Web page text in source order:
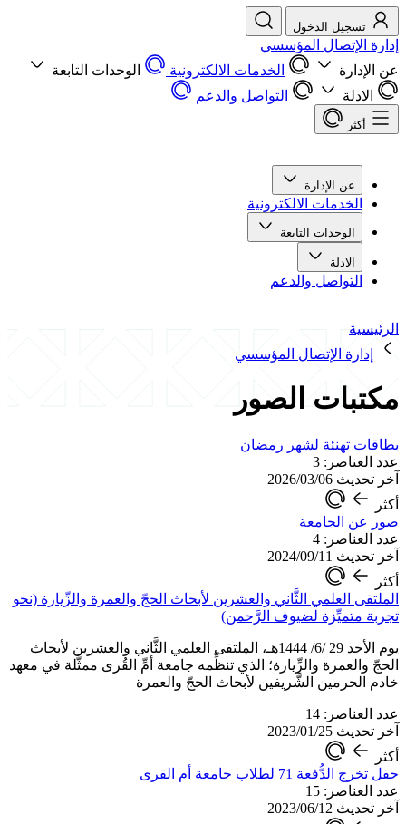
تسجيل الدخول
إدارة الإتصال المؤسسي
عن الإدارة
الخدمات الالكترونية
الوحدات التابعة
الادلة
التواصل والدعم
أكثر
عن الإدارة
الخدمات الالكترونية
الوحدات التابعة
الادلة
التواصل والدعم
الرئيسية
إدارة الإتصال المؤسسي
مكتبات الصور
بطاقات تهنئة لشهر رمضان
عدد العناصر: 3
آخر تحديث 2026/03/06
أكثر
صور عن الجامعة
عدد العناصر: 4
آخر تحديث 2024/09/11
أكثر
الملتقى العلمي الثَّاني والعشرين لأبحاث الحجّ والعمرة والزِّيارة (نحو
تجربة متميِّزة لضيوف الرَّحمن)
يوم الأحد 29 /6/ 1444هـ، الملتقى العلمي الثَّاني والعشرين لأبحاث
الحجّ والعمرة والزِّيارة؛ الذي تنظِّمه جامعة أمِّ القُرى ممثَّلة في معهد
خادم الحرمين الشَّريفين لأبحاث الحجّ والعمرة
عدد العناصر: 14
آخر تحديث 2023/01/25
أكثر
حفل تخرج الدُّفعة 71 لطلاب جامعة أم القرى
عدد العناصر: 15
آخر تحديث 2023/06/12